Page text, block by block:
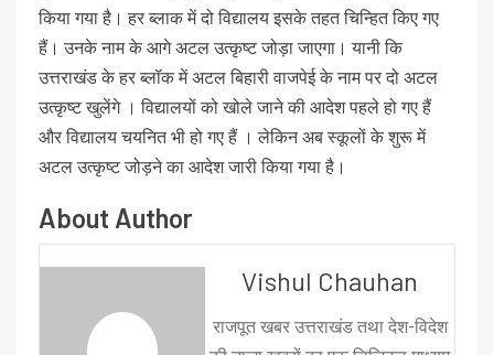
किया गया है। हर ब्लाक में दो विद्यालय इसके तहत चिन्हित किए गए
हैं। उनके नाम के आगे अटल उत्कृष्ट जोड़ा जाएगा। यानी कि
उत्तराखंड के हर ब्लॉक में अटल बिहारी वाजपेई के नाम पर दो अटल
उत्कृष्ट खुलेंगे । विद्यालयों को खोले जाने की आदेश पहले हो गए हैं
और विद्यालय चयनित भी हो गए हैं । लेकिन अब स्कूलों के शुरू में
अटल उत्कृष्ट जोड़ने का आदेश जारी किया गया है।
About Author
Vishul Chauhan
राजपूत खबर उत्तराखंड तथा देश-विदेश